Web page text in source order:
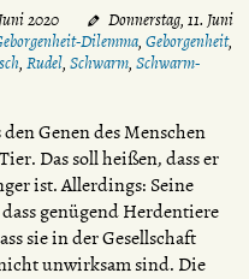
2020
Donnerstag, 11. Juni
Dilemma, Geborgenheit,
, Rudel, Schwarm, Schwarm-
Genen des Menschen
Das soll heißen, dass er
ist. Allerdings: Seine
genügend Herdentiere
sie in der Gesellschaft
unwirksam sind. Die